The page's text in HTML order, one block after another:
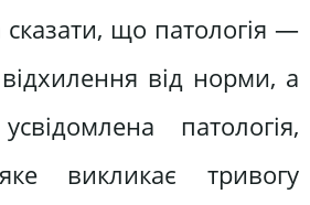
що патологія —
від норми, а
патологія,
викликає тривогу